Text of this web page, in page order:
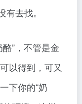
去找。
”，不管是金
以得到，可又
下你的“奶